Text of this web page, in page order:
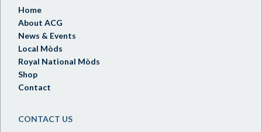
Home
About ACG
News & Events
Local Mòds
Royal National Mòds
Shop
Contact
CONTACT US